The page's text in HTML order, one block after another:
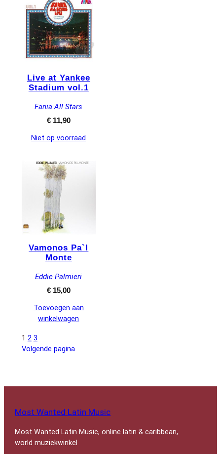
Live at Yankee
Stadium vol.1
Fania All Stars
€11,90
Niet op voorraad
Vamonos Pa`l
Monte
Eddie Palmieri
€15,00
Toevoegen aan
winkelwagen
1 2 3
Volgende pagina
Most Wanted Latin Music
Most Wanted Latin Music, online latin & caribbean,
world muziekwinkel